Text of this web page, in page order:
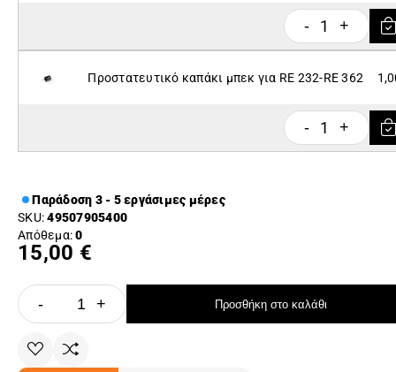
- 1 +
Προστατευτικό καπάκι μπεκ για RE 232-RE 362
- 1 +
Παράδοση 3 - 5 εργάσιμες μέρες
SKU:49507905400
Απόθεμα:0
15,00 €
- + Προσθήκη στο καλάθι